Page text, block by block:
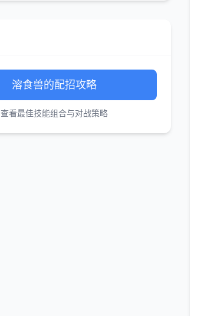
溶食兽的配招攻略
查看最佳技能组合与对战策略